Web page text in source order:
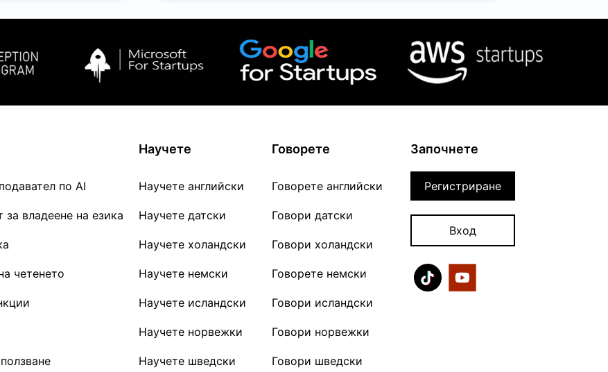
по AI
за владеене на езика
четенето
Научете
Научете английски
Научете датски
Научете холандски
Научете немски
Научете исландски
Научете норвежки
Научете шведски
Говорете
Говорете английски
Говори датски
Говори холандски
Говорете немски
Говори исландски
Говори норвежки
Говори шведски
Започнете
Регистриране
Вход